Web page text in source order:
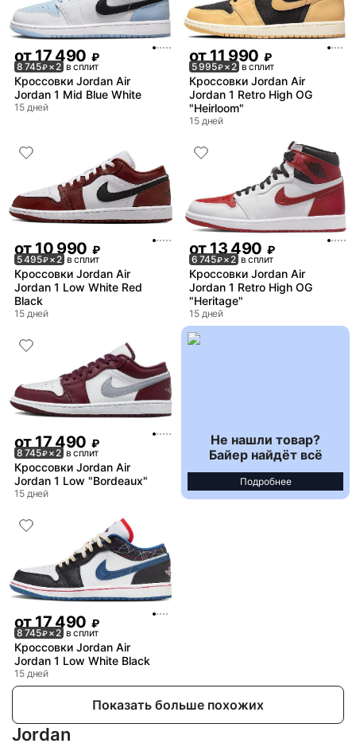
от 17 490 ₽
8 745₽× 2 в сплит
Кроссовки Jordan Air
Jordan 1 Mid Blue White
15 дней
от 11 990 ₽
5 995₽× 2 в сплит
Кроссовки Jordan Air
Jordan 1 Retro High OG
"Heirloom"
15 дней
от10 990 ₽
5 495₽× 2 в сплит
Кроссовки Jordan Air
Jordan 1 Low White Red
Black
15 дней
от13 490 ₽
6 745₽× 2 в сплит
Кроссовки Jordan Air
Jordan 1 Retro High OG
"Heritage"
15 дней
от17 490 ₽
8 745₽× 2 в сплит
Кроссовки Jordan Air
Jordan 1 Low "Bordeaux"
15 дней
Не нашли товар?
Байер найдёт всё
Подробнее
от17 490 ₽
8 745₽× 2 в сплит
Кроссовки Jordan Air
Jordan 1 Low White Black
15 дней
Показать больше похожих
Jordan